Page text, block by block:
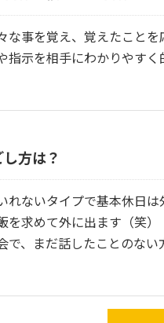
な事を覚え、覚えたことを
指示を相手にわかりやすく
し方は？
れないタイプで基本休日は
を求めて外に出ます（笑）
で、まだ話したことのない